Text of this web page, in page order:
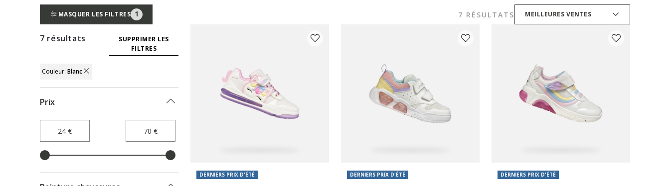
MASQUER LES FILTRES 1 7 RÉSULTATS MEILLEURES VENTES
7 résultats
SUPPRIMER LES
FILTRES
Couleur: Blanc
REMOVE FILTER ACTUELLEMENT AFFINÉ PAR COULEUR: BLANC
Prix
DERNIERS PRIX D'ÉTÉ DERNIERS PRIX D'ÉTÉ DERNIERS PRIX D'ÉTÉ